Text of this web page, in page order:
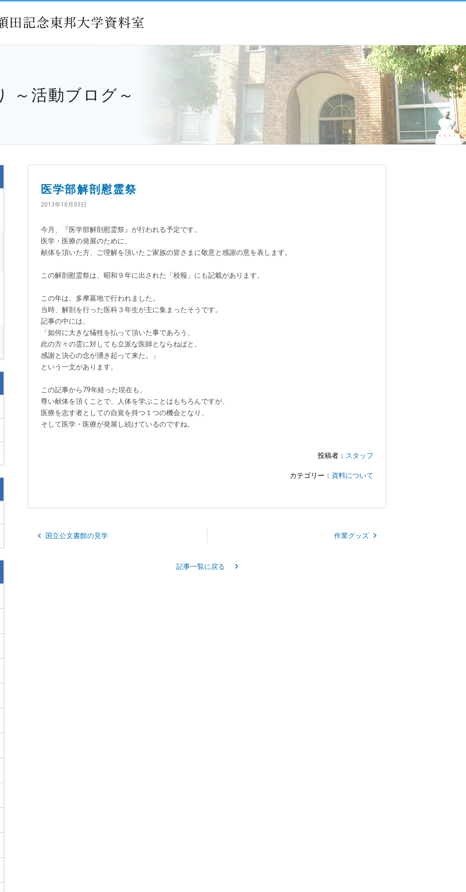
～活動ブログ～
医学部解剖慰霊祭
2013年10月03日
今月、『医学部解剖慰霊祭』が行われる予定です。
医学・医療の発展のために、
献体を頂いた方、ご理解を頂いたご家族の皆さまに敬意と感謝の意を表します。
この解剖慰霊祭は、昭和９年に出された「校報」にも記載があります。
この年は、多摩墓地で行われました。
当時、解剖を行った医科３年生が主に集まったそうです。
記事の中には、
「如何に大きな犠牲を払って頂いた事であろう、
此の方々の霊に対しても立派な医師とならねばと、
感謝と決心の念が湧き起って来た。」
という一文があります。
この記事から79年経った現在も、
尊い献体を頂くことで、人体を学ぶことはもちろんですが、
医療を志す者としての自覚を持つ１つの機会となり、
そして医学・医療が発展し続けているのですね。
投稿者： スタッフ
カテゴリー： 資料について
国立公文書館の見学 作業グッズ
記事一覧に戻る